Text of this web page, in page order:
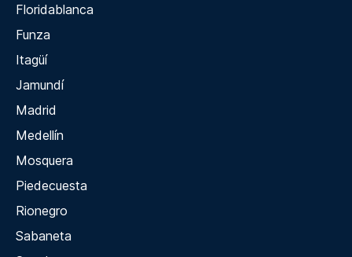
Floridablanca
Funza
Itagüí
Jamundí
Madrid
Medellín
Mosquera
Piedecuesta
Rionegro
Sabaneta